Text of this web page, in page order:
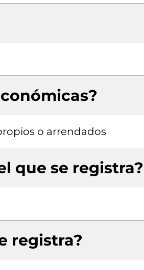
o arrendados
que se registra?
registra?